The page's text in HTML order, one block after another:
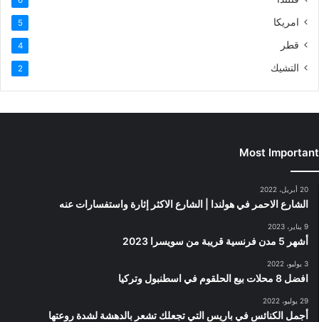
امريكا 5
قطر 4
التشيك 2
Most Important
20 أبريل، 2022
الشارع الاحمر في هولندا | الشارع الاكثر إثارة واستفسارات عنه
9 يناير، 2023
أشهر 5 مدن فرنسية قريبة من سويسرا 2023
3 يوليو، 2022
افضل 8 محلات بيع الحلقوم في اسطنبول وتركيا
29 يوليو، 2022
أجمل الكنائس في باريس التي تجعلك تشعر بالدهشة لشدة روعتها